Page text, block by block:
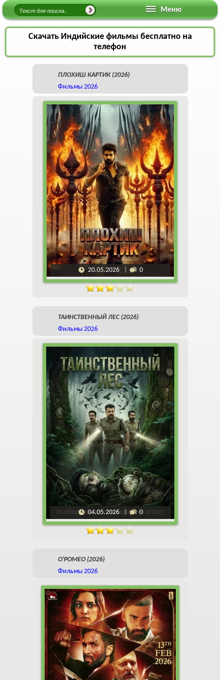
Меню
Скачать Индийские фильмы бесплатно на
телефон
ПЛОХИШ КАРТИК (2026)
Фильмы 2026
20.05.2026 0
ТАИНСТВЕННЫЙ ЛЕС (2026)
Фильмы 2026
04.05.2026 0
О'РОМЕО (2026)
Фильмы 2026